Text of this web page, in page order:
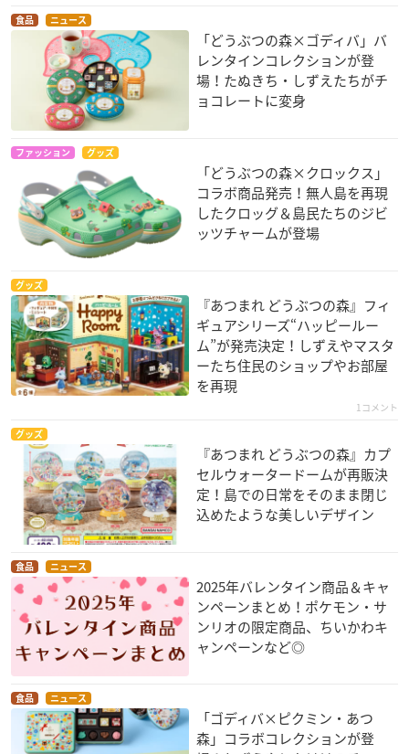
食品 ニュース
「どうぶつの森×ゴディバ」バ
レンタインコレクションが登
場！たぬきち・しずえたちがチ
ョコレートに変身
ファッション グッズ
「どうぶつの森×クロックス」
コラボ商品発売！無人島を再現
したクロッグ＆島民たちのジビ
ッツチャームが登場
グッズ
『あつまれ どうぶつの森』フィ
ギュアシリーズ“ハッピールー
ム”が発売決定！しずえやマスタ
ーたち住民のショップやお部屋
を再現
1コメント
グッズ
『あつまれ どうぶつの森』カプ
セルウォータードームが再販決
定！島での日常をそのまま閉じ
込めたような美しいデザイン
食品 ニュース
2025年バレンタイン商品＆キャ
ンペーンまとめ！ポケモン・サ
ンリオの限定商品、ちいかわキ
ャンペーンなど◎
食品 ニュース
「ゴディバ×ピクミン・あつ
森」コラボコレクションが登